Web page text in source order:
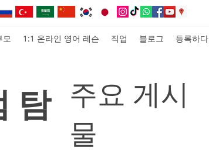
모 1:1 온라인 영어 레슨 직업 블로그 등록하다
탐 주요 게시
물